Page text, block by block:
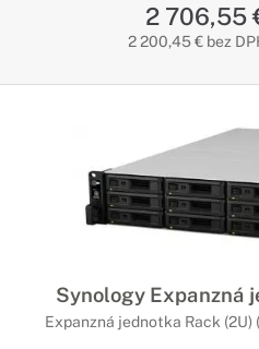
2 706,55
2 200,45 € bez
Synology Expanzná
Expanzná jednotka Rack (2U)